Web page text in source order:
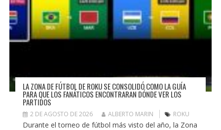
LA ZONA DE FÚTBOL DE ROKU SE CONSOLIDÓ COMO LA GUÍA
PARA QUE LOS FANÁTICOS ENCONTRARAN DÓNDE VER LOS
PARTIDOS
2 DE AGOSTO DE 2026 ALBERTO MARIN ROKU
Durante el torneo de fútbol más visto del año, la Zona